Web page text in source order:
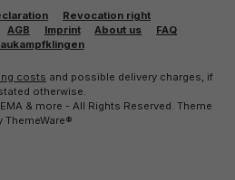
Revocation right
AGB Imprint About us
FAQ
costs and possible delivery charges, if
otherwise.
& more - All Rights Reserved. Theme
ThemeWare®